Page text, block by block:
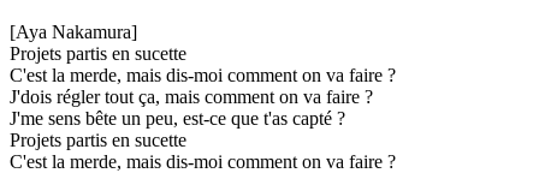
[Aya Nakamura]
Projets partis en sucette
C'est la merde, mais dis-moi comment on va faire ?
J'dois régler tout ça, mais comment on va faire ?
J'me sens bête un peu, est-ce que t'as capté ?
Projets partis en sucette
C'est la merde, mais dis-moi comment on va faire ?